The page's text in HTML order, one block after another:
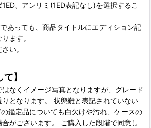
、アンリミ(1ED表記なし)を選択するこ
あっても、商品タイトルにエディション記
ます。
い。
】
なくイメージ写真となりますが、グレード
となります。 状態難と表記されていない
鑑定品についても白欠けや汚れ、ケースの
がございます。 ご購入した段階で同意し